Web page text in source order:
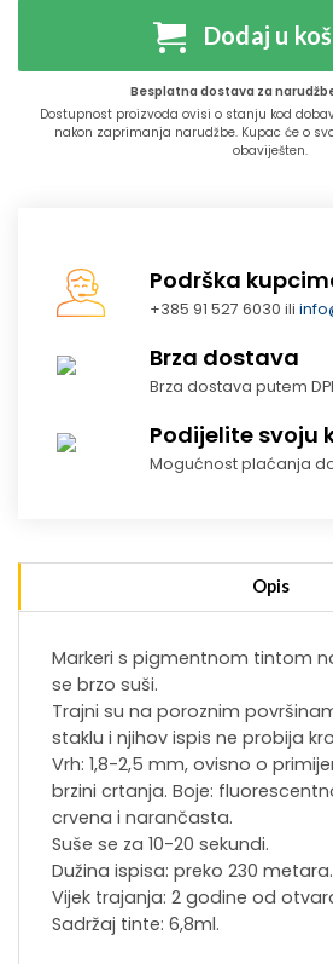
Dodaj u
Besplatna dostava za
Dostupnost proizvoda ovisi o stanju kod
nakon zaprimanja narudžbe. Kupac će o
obaviješten.
Podrška
+385 91 527 6030 ili
Brza dostava
Brza dostava putem
Podijelite svoju
Mogućnost plaćanja
Opis
Markeri s pigmentnom tintom
se brzo suši.
Trajni su na poroznim
staklu i njihov ispis ne probija
Vrh: 1,8-2,5 mm, ovisno o
brzini crtanja. Boje:
crvena i narančasta.
Suše se za 10-20 sekundi.
Dužina ispisa: preko 230 metara.
Vijek trajanja: 2 godine od
Sadržaj tinte: 6,8ml.